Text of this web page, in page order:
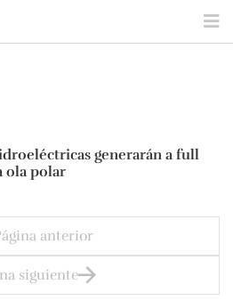
generarán a full
ola polar
anterior
siguiente